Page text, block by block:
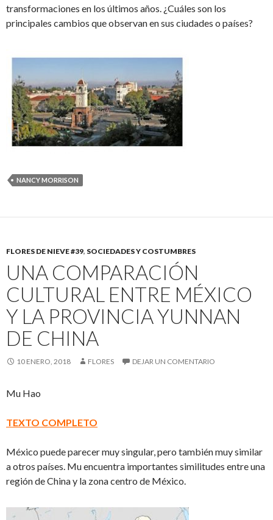
transformaciones en los últimos años. ¿Cuáles son los
principales cambios que observan en sus ciudades o países?
NANCY MORRISON
FLORES DE NIEVE #39, SOCIEDADES Y COSTUMBRES
UNA COMPARACIÓN
CULTURAL ENTRE MÉXICO
Y LA PROVINCIA YUNNAN
DE CHINA
10 ENERO, 2018 FLORES DEJAR UN COMENTARIO
Mu Hao
TEXTO COMPLETO
México puede parecer muy singular, pero también muy similar
a otros países. Mu encuentra importantes similitudes entre una
región de China y la zona centro de México.